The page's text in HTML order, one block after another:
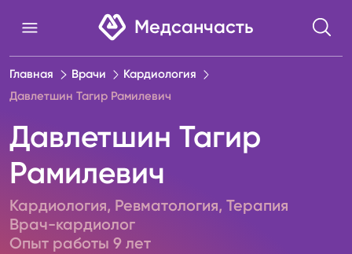
Медсанчасть
Главная Врачи
Кардиология
Давлетшин Тагир Рамилевич
Давлетшин Тагир
Рамилевич
Кардиология, Ревматология,Терапия
Врач-кардиолог
Опыт работы9 лет